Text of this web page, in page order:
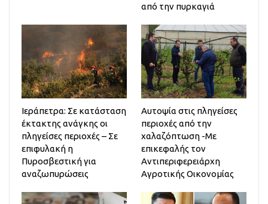
από την πυρκαγιά
Ιεράπετρα: Σε κατάσταση
έκτακτης ανάγκης οι
πληγείσες περιοχές – Σε
επιφυλακή η
Πυροσβεστική για
αναζωπυρώσεις
Αυτοψία στις πληγείσες
περιοχές από την
χαλαζόπτωση -Με
επικεφαλής τον
Αντιπεριφερειάρχη
Αγροτικής Οικονομίας